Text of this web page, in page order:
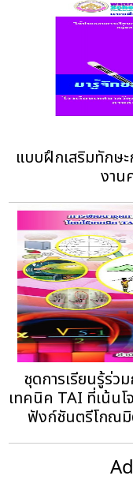
แบบฝึกเสริมทักษ
งาน
ชุดการเรียนรู้ร่ว
เทคนิค TAI ที่เน้น
ฟังก์ชันตรีโกณมิ